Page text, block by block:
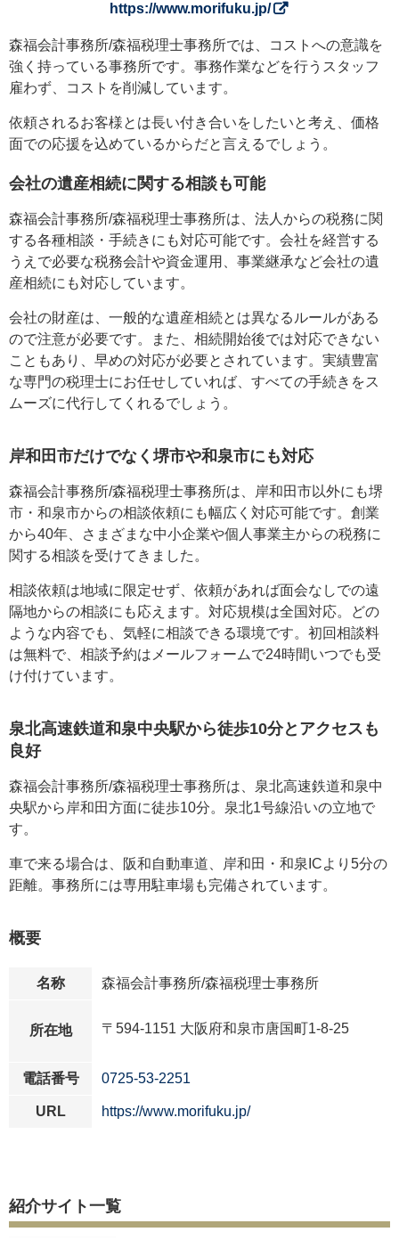
https://www.morifuku.jp/
森福会計事務所/森福税理士事務所では、コストへの意識を
強く持っている事務所です。事務作業などを行うスタッフ
雇わず、コストを削減しています。
依頼されるお客様とは長い付き合いをしたいと考え、価格
面での応援を込めているからだと言えるでしょう。
会社の遺産相続に関する相談も可能
森福会計事務所/森福税理士事務所は、法人からの税務に関
する各種相談・手続きにも対応可能です。会社を経営する
うえで必要な税務会計や資金運用、事業継承など会社の遺
産相続にも対応しています。
会社の財産は、一般的な遺産相続とは異なるルールがある
ので注意が必要です。また、相続開始後では対応できない
こともあり、早めの対応が必要とされています。実績豊富
な専門の税理士にお任せしていれば、すべての手続きをス
ムーズに代行してくれるでしょう。
岸和田市だけでなく堺市や和泉市にも対応
森福会計事務所/森福税理士事務所は、岸和田市以外にも堺
市・和泉市からの相談依頼にも幅広く対応可能です。創業
から40年、さまざまな中小企業や個人事業主からの税務に
関する相談を受けてきました。
相談依頼は地域に限定せず、依頼があれば面会なしでの遠
隔地からの相談にも応えます。対応規模は全国対応。どの
ような内容でも、気軽に相談できる環境です。初回相談料
は無料で、相談予約はメールフォームで24時間いつでも受
け付けています。
泉北高速鉄道和泉中央駅から徒歩10分とアクセスも
良好
森福会計事務所/森福税理士事務所は、泉北高速鉄道和泉中
央駅から岸和田方面に徒歩10分。泉北1号線沿いの立地で
す。
車で来る場合は、阪和自動車道、岸和田・和泉ICより5分の
距離。事務所には専用駐車場も完備されています。
概要
名称 森福会計事務所/森福税理士事務所
所在地 〒594-1151 大阪府和泉市唐国町1-8-25
電話番号 0725-53-2251
URL https://www.morifuku.jp/
紹介サイト一覧